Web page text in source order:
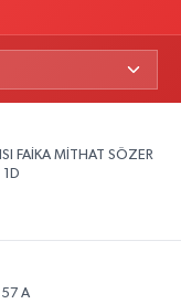
FAİKA MİTHAT SÖZER
1D
A